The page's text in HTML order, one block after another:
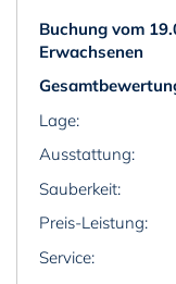
Buchung vom
Erwachsenen
Lage:
Ausstattung:
Sauberkeit:
Preis-Leistung:
Service: